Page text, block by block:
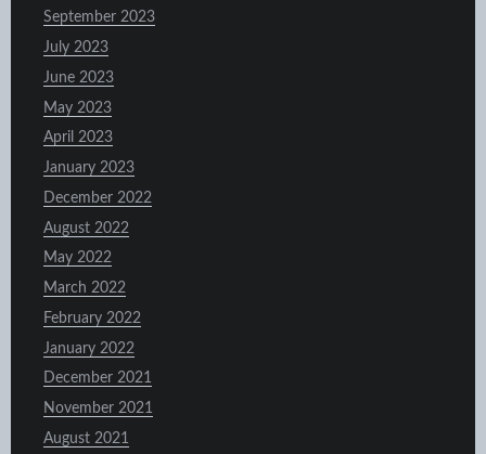
September 2023
July 2023
June 2023
May 2023
April 2023
January 2023
December 2022
August 2022
May 2022
March 2022
February 2022
January 2022
December 2021
November 2021
August 2021